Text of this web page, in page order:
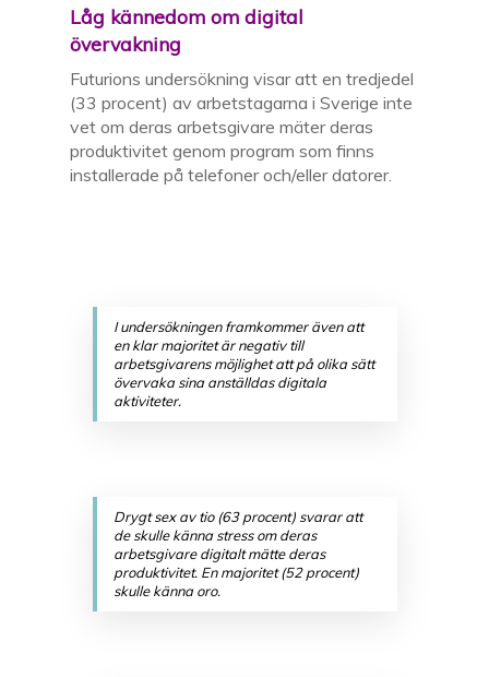
Låg kännedom om digital
övervakning
Futurions undersökning visar att en tredjedel
(33 procent) av arbetstagarna i Sverige inte
vet om deras arbetsgivare mäter deras
produktivitet genom program som finns
installerade på telefoner och/eller datorer.
I undersökningen framkommer även att
en klar majoritet är negativ till
arbetsgivarens möjlighet att på olika sätt
övervaka sina anställdas digitala
aktiviteter.
Drygt sex av tio (63 procent) svarar att
de skulle känna stress om deras
arbetsgivare digitalt mätte deras
produktivitet. En majoritet (52 procent)
skulle känna oro.